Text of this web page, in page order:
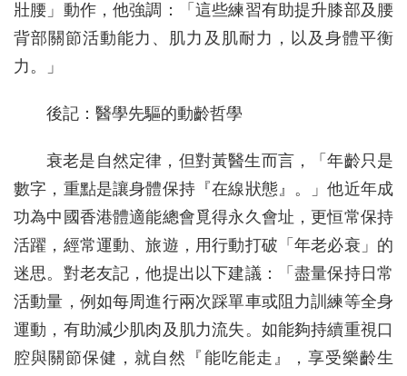
壯腰」動作，他強調：「這些練習有助提升膝部及腰
背部關節活動能力、肌力及肌耐力，以及身體平衡
力。」
後記：醫學先驅的動齡哲學
衰老是自然定律，但對黃醫生而言，「年齡只是
數字，重點是讓身體保持『在線狀態』。」他近年成
功為中國香港體適能總會覓得永久會址，更恒常保持
活躍，經常運動、旅遊，用行動打破「年老必衰」的
迷思。對老友記，他提出以下建議：「盡量保持日常
活動量，例如每周進行兩次踩單車或阻力訓練等全身
運動，有助減少肌肉及肌力流失。如能夠持續重視口
腔與關節保健，就自然『能吃能走』，享受樂齡生